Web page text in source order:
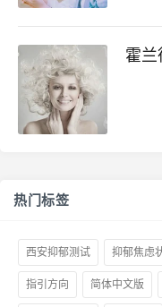
霍兰
热门标签
西安抑郁测试 抑郁焦虑
指引方向 简体中文版